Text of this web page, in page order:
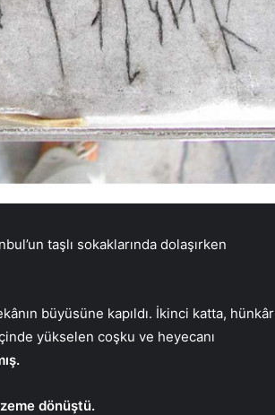
taşlı sokaklarında dolaşırken
büyüsüne kapıldı. İkinci katta, hünkâr
yükselen coşku ve heyecanı
dönüştü.